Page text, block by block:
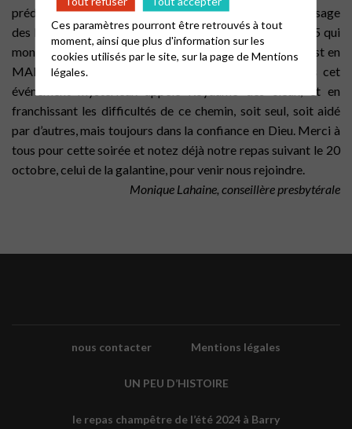
prédication le thème du BONHEUR en se référant au passage
des Béatitudes dans l’évangile de Matthieu au chapitre 5 qui
montre comment nous pouvons atteindre le bonheur. C’est en
MARCHANT vers notre but qui est en même temps cet
événement mystérieux appelé Royaume des cieux, et en
franchissant les difficultés de ce chemin, soit seul, soit aidé
par d’autres, mais toujours dans la confiance en Dieu. Merci à
tous pour cette soirée et notez déjà notre repas suivant le 20
octobre, celui de la galantine, pour venir nous rejoindre.
Monique Lahaine, conseillère presbytérale
nous contacter Mentions légales
UN PEU D’HISTOIRE
le repas champêtre de l’été 2024 à Barry
Ces paramètres pourront être retrouvés à tout
moment, ainsi que plus d'information sur les
cookies utilisés par le site, sur la page deMentions
légales.